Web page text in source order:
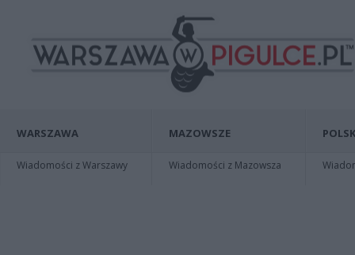
WARSZAWA
Wiadomości z Warszawy
MAZOWSZE
Wiadomości z Mazowsza